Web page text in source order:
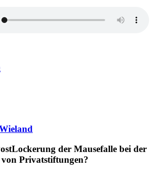
Lockerung der Mausefalle bei der
Privatstiftungen?